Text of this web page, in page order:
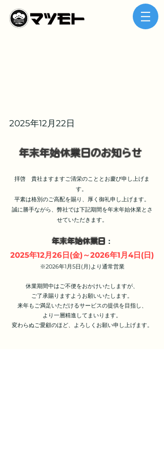
2025年12月22日
年末年始休業日のお知らせ
拝啓 貴社ますますご清栄のこととお慶び申し上げま
す。
平素は格別のご高配を賜り、厚く御礼申し上げます。
誠に勝手ながら、弊社では下記期間を年末年始休業とさ
せていただきます。
年末年始休業日 ：
2025年12月26日(金)～2026年1月4日(日)
※2026年1月5日(月)より通常営業
休業期間中はご不便をおかけいたしますが、
ご了承賜りますようお願いいたします。
来年もご満足いただけるサービスの提供を目指し、
より一層精進してまいります。
変わらぬご愛顧のほど、よろしくお願い申し上げます。